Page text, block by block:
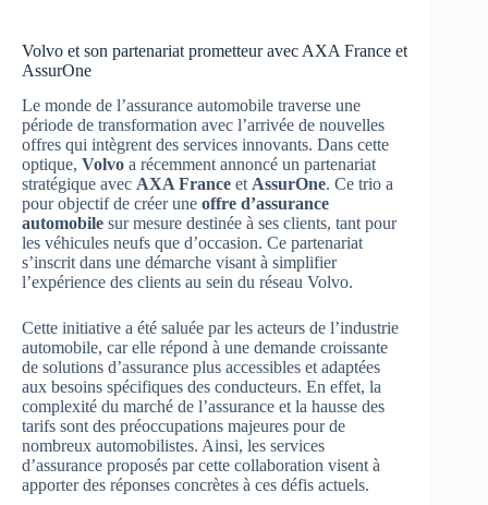
Volvo et son partenariat prometteur avec AXA France et
AssurOne
Le monde de l’assurance automobile traverse une
période de transformation avec l’arrivée de nouvelles
offres qui intègrent des services innovants. Dans cette
optique, Volvo a récemment annoncé un partenariat
stratégique avec AXA France et AssurOne. Ce trio a
pour objectif de créer une offre d’assurance
automobile sur mesure destinée à ses clients, tant pour
les véhicules neufs que d’occasion. Ce partenariat
s’inscrit dans une démarche visant à simplifier
l’expérience des clients au sein du réseau Volvo.
Cette initiative a été saluée par les acteurs de l’industrie
automobile, car elle répond à une demande croissante
de solutions d’assurance plus accessibles et adaptées
aux besoins spécifiques des conducteurs. En effet, la
complexité du marché de l’assurance et la hausse des
tarifs sont des préoccupations majeures pour de
nombreux automobilistes. Ainsi, les services
d’assurance proposés par cette collaboration visent à
apporter des réponses concrètes à ces défis actuels.